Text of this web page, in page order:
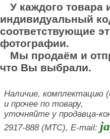
У каждого товара
индивидуальный
соответствующие
фотографии.
Мы продаём и
что Вы выбрали.
Наличие, комплектацию
и прочее по товару,
уточняйте у продавца-
2917-888 (МТС), E-mail: